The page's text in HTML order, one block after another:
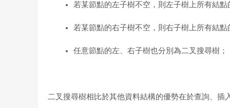
若某節點的左子樹不空，則左子樹上所有結
若某節點的右子樹不空，則右子樹上所有結
任意節點的左、右子樹也分別為二叉搜尋樹；
二叉搜尋樹相比於其他資料結構的優勢在於查詢、插